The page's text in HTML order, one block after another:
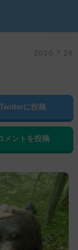
2020.7.26
Twitterに投稿
メントを投稿